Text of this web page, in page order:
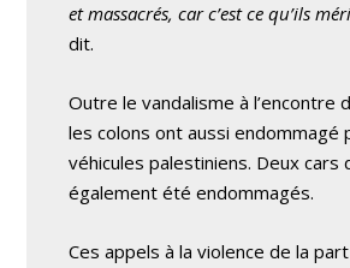
et massacrés, car c’est ce qu’ils
dit.
Outre le vandalisme à l’encontre
les colons ont aussi endommagé
véhicules palestiniens. Deux cars
également été endommagés.
Ces appels à la violence de la